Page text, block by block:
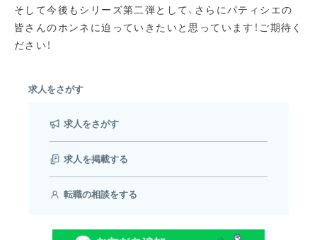
そして今後もシリーズ第二弾として、さらにパティシエの
皆さんのホンネに迫っていきたいと思っています！ご期待く
ださい！
求人をさがす
求人をさがす
求人を掲載する
転職の相談をする